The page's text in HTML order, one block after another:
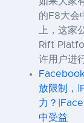
的F8大会
上，这家
Rift
许用户进
放限制，
力？
中受益